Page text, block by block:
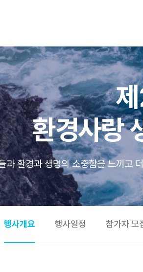
환경사랑
과 환경과 생명의 소중함을 느끼고
행사개요 행사일정 참가자 모